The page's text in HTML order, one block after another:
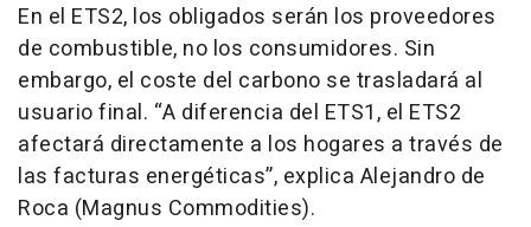
En el ETS2, los obligados serán los proveedores
de combustible, no los consumidores. Sin
embargo, el coste del carbono se trasladará al
usuario final. “A diferencia del ETS1, el ETS2
afectará directamente a los hogares a través de
las facturas energéticas”, explica Alejandro de
Roca (Magnus Commodities).